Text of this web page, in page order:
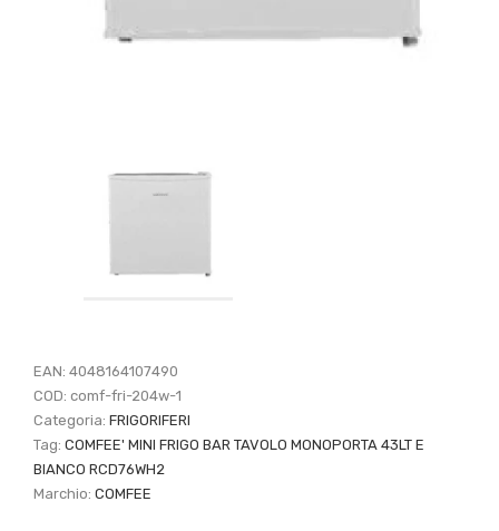
EAN:4048164107490
COD:comf-fri-204w-1
Categoria:FRIGORIFERI
Tag:COMFEE' MINI FRIGO BAR TAVOLO MONOPORTA 43LT E
BIANCO RCD76WH2
Marchio:COMFEE